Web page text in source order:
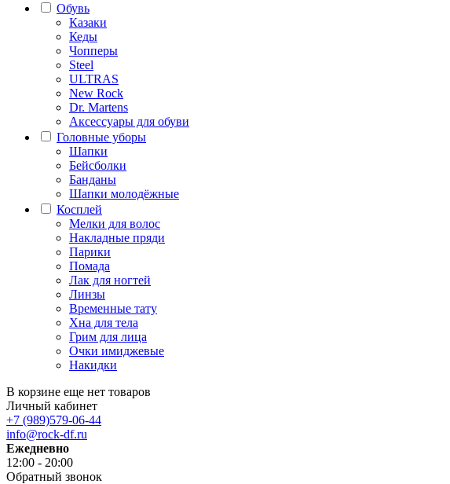
Обувь
Казаки
Кеды
Чопперы
Steel
ULTRAS
New Rock
Dr. Martens
Аксессуары для обуви
Головные уборы
Шапки
Бейсболки
Банданы
Шапки молодёжные
Косплей
Мелки для волос
Накладные пряди
Парики
Помада
Лак для ногтей
Линзы
Временные тату
Хна для тела
Грим для лица
Очки имиджевые
Накидки
В корзине еще нет товаров
Личный кабинет
+7 (989)579-06-44
info@rock-df.ru
Ежедневно
12:00 - 20:00
Обратный звонок